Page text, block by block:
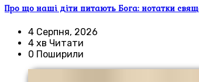
Про що наші діти питають Бога: нотатки
4 Серпня, 2026
4 хв Читати
0 Поширили